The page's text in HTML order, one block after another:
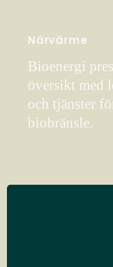
Närvärme
Bioenergi
översikt med
och tjänster
biobränsle.